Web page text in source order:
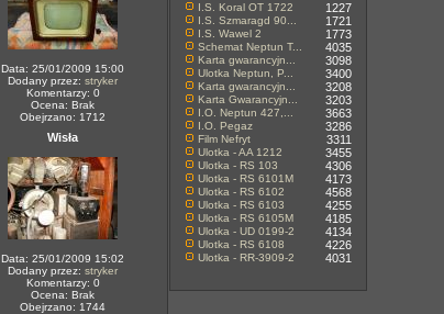
Data: 25/01/2009 15:00
Dodany przez: stryker
Komentarzy: 0
Ocena: Brak
Obejrzano: 1712
Wisła
Data: 25/01/2009 15:02
Dodany przez: stryker
Komentarzy: 0
Ocena: Brak
Obejrzano: 1744
I.S. Koral OT 1722 1227
I.S. Szmaragd 90... 1721
I.S. Wawel 2 1773
Schemat Neptun T... 4035
Karta gwarancyjn... 3098
Ulotka Neptun, P... 3400
Karta gwarancyjn... 3208
Karta Gwarancyjn... 3203
I.O. Neptun 427,... 3663
I.O. Pegaz 3286
Film Nefryt 3311
Ulotka - AA 1212 3455
Ulotka - RS 103 4306
Ulotka - RS 6101M 4173
Ulotka - RS 6102 4568
Ulotka - RS 6103 4255
Ulotka - RS 6105M 4185
Ulotka - UD 0199-2 4134
Ulotka - RS 6108 4226
Ulotka - RR-3909-2 4031